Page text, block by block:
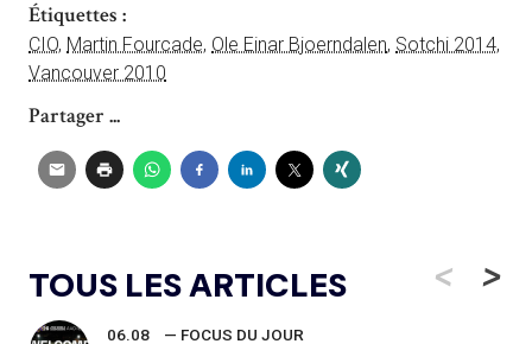
Étiquettes :
CIO, Martin Fourcade, Ole Einar Bjoerndalen, Sotchi 2014,
Vancouver 2010
Partager ...
TOUS LES ARTICLES <
06.08 — FOCUS DU JOUR
>